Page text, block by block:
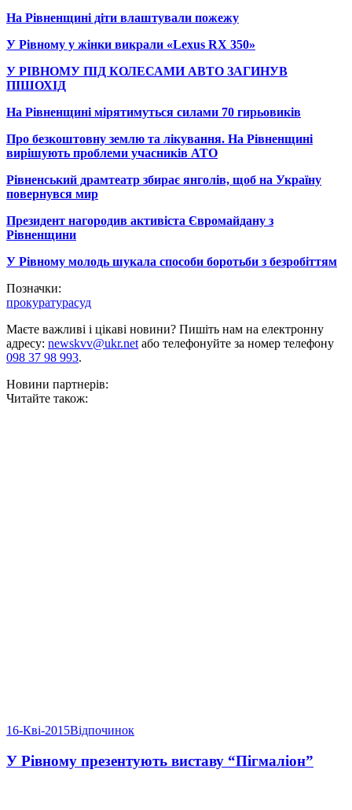
На Рівненщині діти влаштували пожежу
У Рівному у жінки викрали «Lexus RX 350»
У РІВНОМУ ПІД КОЛЕСАМИ АВТО ЗАГИНУВ
ПІШОХІД
На Рівненщині мірятимуться силами 70 гирьовиків
Про безкоштовну землю та лікування. На Рівненщині
вирішують проблеми учасників АТО
Рівненський драмтеатр збирає янголів, щоб на Україну
повернувся мир
Президент нагородив активіста Євромайдану з
Рівненщини
У Рівному молодь шукала способи боротьби з безробіттям
Позначки:
прокуратурасуд
Маєте важливі і цікаві новини? Пишіть нам на електронну
адресу: newskvv@ukr.netабо телефонуйте за номер телефону
098 37 98 993.
Новини партнерів:
Читайте також:
16-Кві-2015Відпочинок
У Рівному презентують виставу “Пігмаліон”